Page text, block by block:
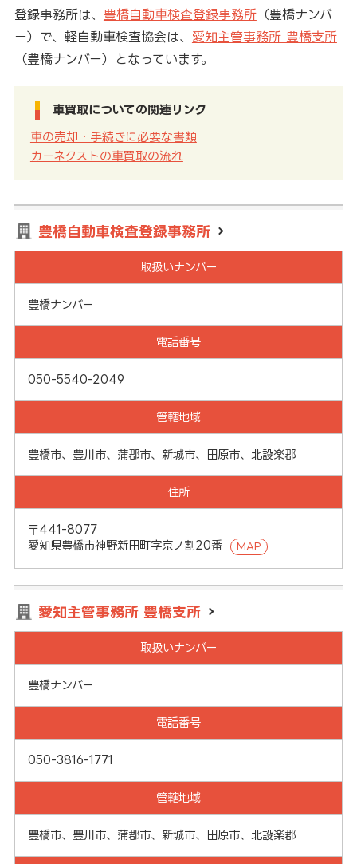
登録事務所は、 豊橋自動車検査登録事務所（豊橋ナンバ
ー）で、軽自動車検査協会は、 愛知主管事務所 豊橋支所
（豊橋ナンバー）となっています。
車買取についての関連リンク
車の売却・手続きに必要な書類
カーネクストの車買取の流れ
豊橋自動車検査登録事務所
取扱いナンバー
豊橋ナンバー
電話番号
050-5540-2049
管轄地域
豊橋市、豊川市、蒲郡市、新城市、田原市、北設楽郡
住所
〒441-8077
愛知県豊橋市神野新田町字京ノ割20番
MAP
愛知主管事務所 豊橋支所
取扱いナンバー
豊橋ナンバー
電話番号
050-3816-1771
管轄地域
豊橋市、豊川市、蒲郡市、新城市、田原市、北設楽郡